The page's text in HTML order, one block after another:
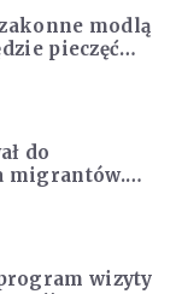
modlą
pieczęć
wiary"
do
migrantów.
wizyty